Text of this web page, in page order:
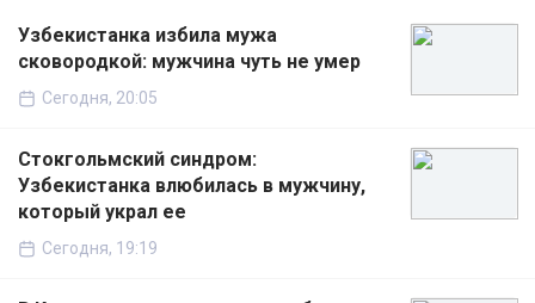
Узбекистанка избила мужа
сковородкой: мужчина чуть не умер
Сегодня, 20:05
Стокгольмский синдром:
Узбекистанка влюбилась в мужчину,
который украл ее
Сегодня, 19:19